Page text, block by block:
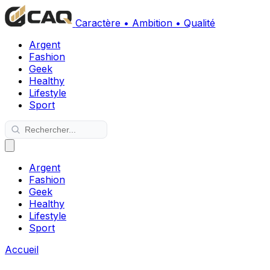
Caractère • Ambition • Qualité
Argent
Fashion
Geek
Healthy
Lifestyle
Sport
Argent
Fashion
Geek
Healthy
Lifestyle
Sport
Accueil